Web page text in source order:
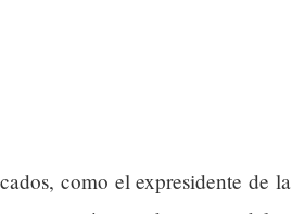
como el expresidente de la